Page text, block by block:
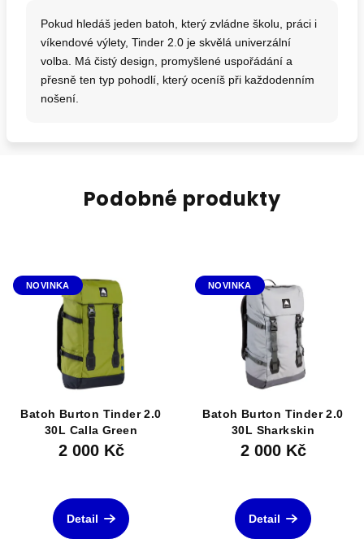
Pokud hledáš jeden batoh, který zvládne školu, práci i
víkendové výlety, Tinder 2.0 je skvělá univerzální
volba. Má čistý design, promyšlené uspořádání a
přesně ten typ pohodlí, který oceníš při každodenním
nošení.
Podobné produkty
NOVINKA
Batoh Burton Tinder 2.0
30L Calla Green
2 000 Kč
Detail
NOVINKA
Batoh Burton Tinder 2.0
30L Sharkskin
2 000 Kč
Detail